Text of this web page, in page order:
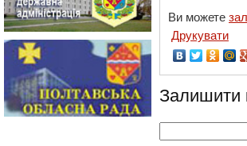
Ви можете
Друкувати
Залишити